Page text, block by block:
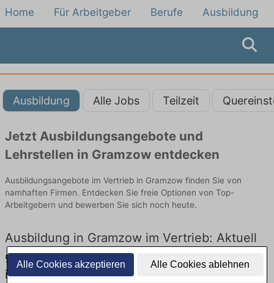
Alle Cookies akzeptieren Alle Cookies ablehnen
Home Für Arbeitgeber Berufe Ausbildung
Ausbildung Alle Jobs Teilzeit
Jetzt Ausbildungsangebote und
Lehrstellen in Gramzow entdecken
Ausbildungsangebote im Vertrieb in Gramzow finden Sie von
namhaften Firmen. Entdecken Sie freie Optionen von Top-
Arbeitgebern und bewerben Sie sich noch heute.
Ausbildung in Gramzow im Vertrieb: Aktuell
gibt es keine Stellenangebote für Ausbildung
in Gramzow